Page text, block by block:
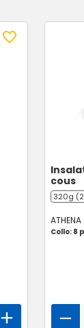
cous
320g
ATHENA
Collo: 8